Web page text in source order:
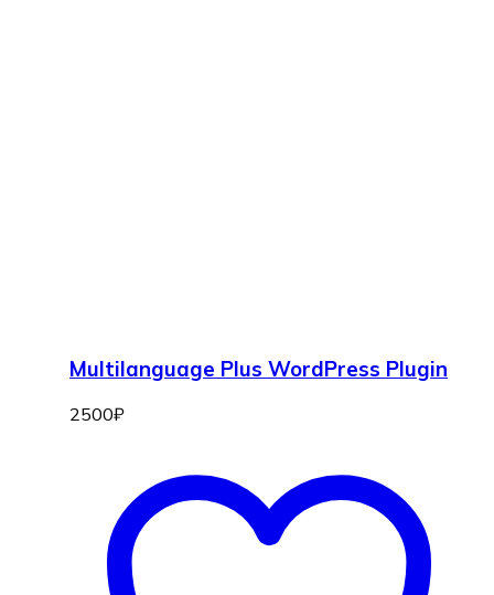
Multilanguage Plus WordPress Plugin
2500₽